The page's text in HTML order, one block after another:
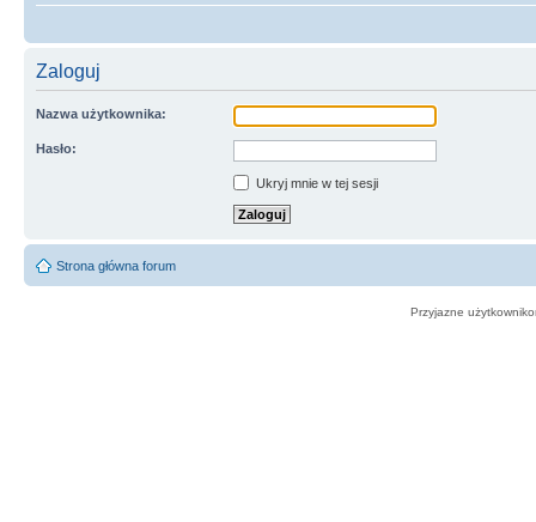
Zaloguj
Nazwa użytkownika:
Hasło:
Ukryj mnie w tej sesji
Strona główna forum
Przyjazne